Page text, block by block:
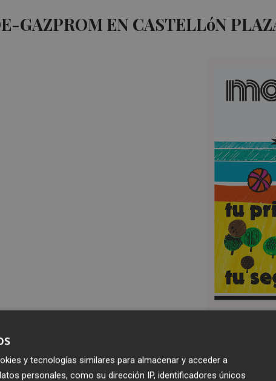
GAZPROM EN CASTELLóN
1Las '200
Águilas a la
y tecnologías similares para almacenar y acceder a
personales, como su dirección IP, identificadores únicos